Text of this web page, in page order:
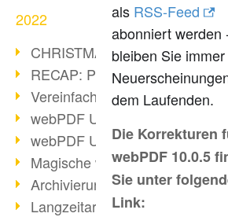
2022
CHRISTMAS 2022 loading
RECAP: PDF Days Europe
Vereinfachung Personalprozesse
webPDF Update 8.0.0.2727
webPDF Update 9.0.0.2732
Magische webPDF Version 9
Archivierung:
Langzeitarchivierung mit PDF/A
als RSS-Feed
abonniert werden
bleiben Sie
dem Laufenden.
Die Korrekturen
webPDF 10.0.5
Sie unter
Link: